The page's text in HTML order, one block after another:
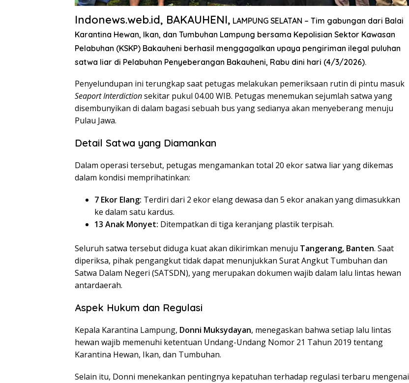
Indonews.web.id, BAKAUHENI, LAMPUNG SELATAN – Tim gabungan dari Balai
Karantina Hewan, Ikan, dan Tumbuhan Lampung bersama Kepolisian Sektor Kawasan
Pelabuhan (KSKP) Bakauheni berhasil menggagalkan upaya pengiriman ilegal puluhan
satwa liar di Pelabuhan Penyeberangan Bakauheni, Rabu dini hari (4/3/2026).
​Penyelundupan ini terungkap saat petugas melakukan pemeriksaan rutin di pintu masuk
Seaport Interdictionsekitar pukul 04.00 WIB. Petugas menemukan sejumlah satwa yang
disembunyikan di dalam bagasi sebuah bus yang sedianya akan menyeberang menuju
Pulau Jawa.
Detail Satwa yang Diamankan
​Dalam operasi tersebut, petugas mengamankan total 20 ekor satwa liar yang dikemas
dalam kondisi memprihatinkan:
7 Ekor Elang: Terdiri dari 2 ekor elang dewasa dan 5 ekor anakan yang dimasukkan
ke dalam satu kardus.
13 Anak Monyet: Ditempatkan di tiga keranjang plastik terpisah.
​Seluruh satwa tersebut diduga kuat akan dikirimkan menuju Tangerang, Banten. Saat
diperiksa, pihak pengangkut tidak dapat menunjukkan Surat Angkut Tumbuhan dan
Satwa Dalam Negeri (SATSDN), yang merupakan dokumen wajib dalam lalu lintas hewan
antardaerah.
Aspek Hukum dan Regulasi
​Kepala Karantina Lampung, Donni Muksydayan, menegaskan bahwa setiap lalu lintas
hewan wajib memenuhi ketentuan Undang-Undang Nomor 21 Tahun 2019 tentang
Karantina Hewan, Ikan, dan Tumbuhan.
​Selain itu, Donni menekankan pentingnya kepatuhan terhadap regulasi terbaru mengenai